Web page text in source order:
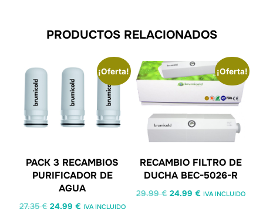
PRODUCTOS RELACIONADOS
¡Oferta!
PACK 3 RECAMBIOS
PURIFICADOR DE
AGUA
27.35€ 24.99 € IVA INCLUIDO
¡Oferta!
RECAMBIO FILTRO DE
DUCHA BEC-5026-R
29.99€ 24.99 € IVA INCLUIDO